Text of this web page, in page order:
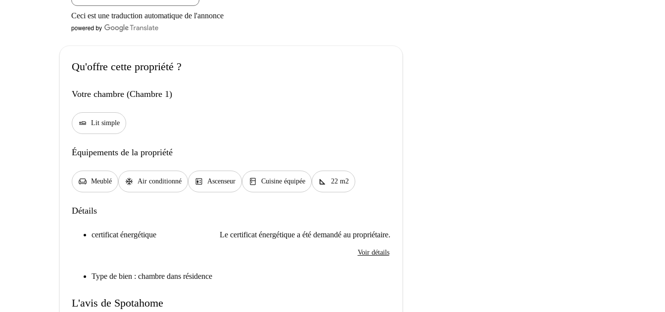
Ceci est une traduction automatique de l'annonce
Qu'offre cette propriété ?
Votre chambre (Chambre 1)
airline_seat_flat Lit simple
Équipements de la propriété
chair Meublé ac_unit Air conditionné elevator Ascenseur kitchen Cuisine équipée square_foot 22 m2
Détails
certificat énergétique Le certificat énergétique a été demandé au propriétaire.
Voir détails
Type de bien : chambre dans résidence
L'avis de Spotahome